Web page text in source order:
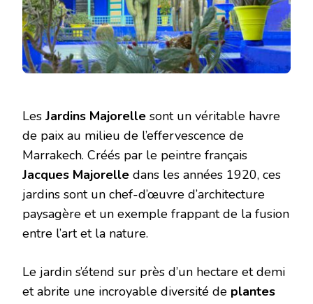
Les Jardins Majorelle sont un véritable havre
de paix au milieu de l’effervescence de
Marrakech. Créés par le peintre français
Jacques Majorelle dans les années 1920, ces
jardins sont un chef-d’œuvre d’architecture
paysagère et un exemple frappant de la fusion
entre l’art et la nature.
Le jardin s’étend sur près d’un hectare et demi
et abrite une incroyable diversité de plantes